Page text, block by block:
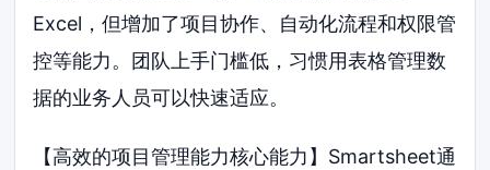
Excel，但增加了项目协作、自动化流程和权限管
控等能力。团队上手门槛低，习惯用表格管理数
据的业务人员可以快速适应。
【高效的项目管理能力核心能力】Smartsheet通